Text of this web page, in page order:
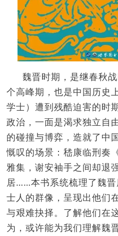
魏晋时期，是继春秋
个高峰期，也是中国历史
学士）遭到残酷迫害的时
政治，一面是渴求独立自
的碰撞与博弈，造就了中
慨叹的场景：嵇康临刑奏
雅集，谢安袖手之间却退
居……本书系统梳理了魏
士人的群像，呈现出他们
与艰难抉择。了解他们在
为，或许能为我们理解魏